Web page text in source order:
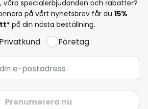
våra specialerbjudanden och rabatter?
på vårt nyhetsbrev får du 15%
på din nästa beställning.
Privatkund Företag
Prenumerera nu